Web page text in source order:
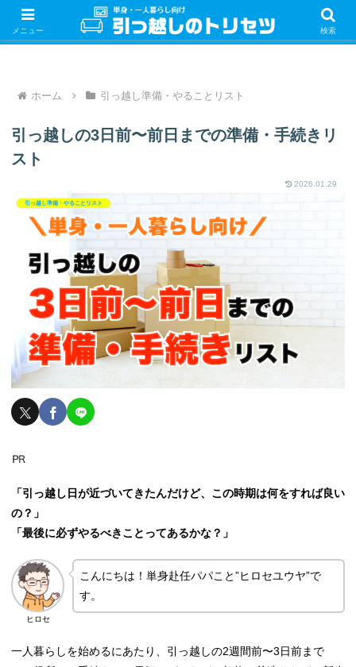
単身・一人暮らしの引っ越しをするときの手続き・やることを紹介！サクッと
引っ越しをしましょう♪
ホーム 引っ越し準備・やることリスト
引っ越しの3日前〜前日までの準備・手続きリ
スト
2026.01.29
引っ越し準備・やることリスト
「引っ越し日が近づいてきたんだけど、この時期は何をすれば良い
の？」
「最後に必ずやるべきことってあるかな？」
ヒロセ
こんにちは！単身赴任パパこと”ヒロセユウヤ”で
す。
一人暮らしを始めるにあたり、引っ越しの2週間前〜3日前まで
メニュー 検索